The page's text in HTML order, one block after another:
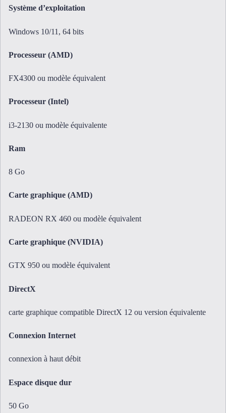
Système d’exploitation
Windows 10/11, 64 bits
Processeur (AMD)
FX4300 ou modèle équivalent
Processeur (Intel)
i3-2130 ou modèle équivalente
Ram
8 Go
Carte graphique (AMD)
RADEON RX 460 ou modèle équivalent
Carte graphique (NVIDIA)
GTX 950 ou modèle équivalent
DirectX
carte graphique compatible DirectX 12 ou version équivalente
Connexion Internet
connexion à haut débit
Espace disque dur
50 Go